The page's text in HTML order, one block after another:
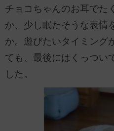
チョコちゃんのお耳でた
か、少し眠たそうな表情
か。遊びたいタイミング
ても、最後にはくっつい
した。